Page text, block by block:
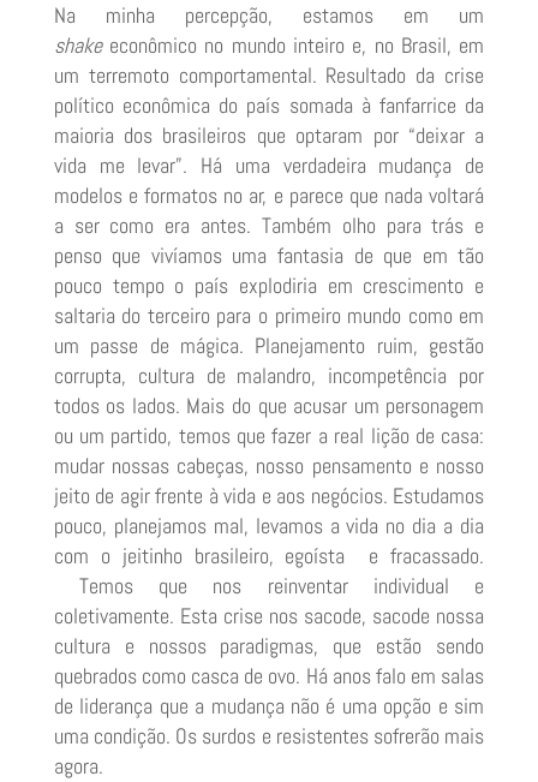
Na minha percepção, estamos em um
shakeeconômico no mundo inteiro e, no Brasil, em
um terremoto comportamental. Resultado da crise
político econômica do país somada à fanfarrice da
maioria dos brasileiros que optaram por “deixar a
vida me levar”. Há uma verdadeira mudança de
modelos e formatos no ar, e parece que nada voltará
a ser como era antes. Também olho para trás e
penso que vivíamos uma fantasia de que em tão
pouco tempo o país explodiria em crescimento e
saltaria do terceiro para o primeiro mundo como em
um passe de mágica. Planejamento ruim, gestão
corrupta, cultura de malandro, incompetência por
todos os lados. Mais do que acusar um personagem
ou um partido, temos que fazer a real lição de casa:
mudar nossas cabeças, nosso pensamento e nosso
jeito de agir frente à vida e aos negócios. Estudamos
pouco, planejamos mal, levamos a vida no dia a dia
com o jeitinho brasileiro, egoísta e fracassado.
Temos que nos reinventar individual e
coletivamente. Esta crise nos sacode, sacode nossa
cultura e nossos paradigmas, que estão sendo
quebrados como casca de ovo. Há anos falo em salas
de liderança que a mudança não é uma opção e sim
uma condição. Os surdos e resistentes sofrerão mais
agora.